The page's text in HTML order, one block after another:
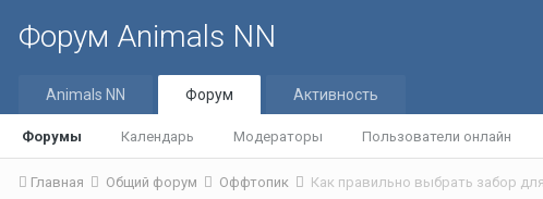
Форум Animals NN
Animals NN Форум
Форумы Календарь Модераторы Пользователи онлайн
Активность
Главная Общий форум Оффтопик Как правильно выбрать забор